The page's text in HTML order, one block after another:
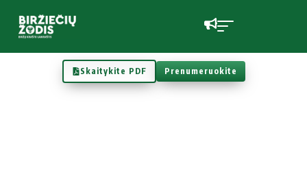
Skaitykite PDF Prenumeruokite